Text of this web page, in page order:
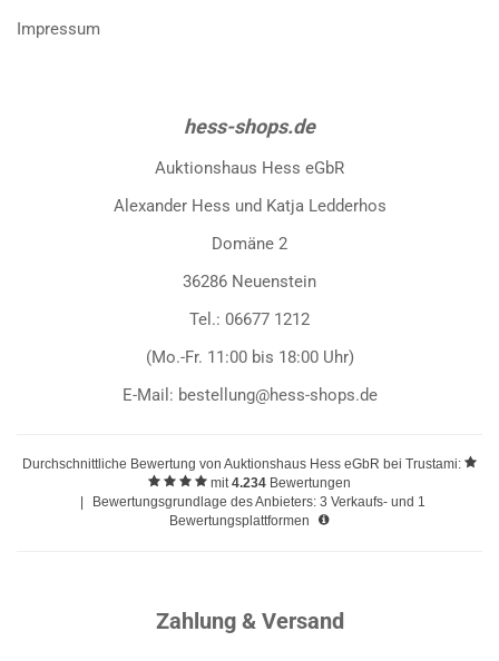
Impressum
hess-shops.de
Auktionshaus Hess eGbR
Alexander Hess und Katja Ledderhos
Domäne 2
36286 Neuenstein
Tel.: 06677 1212
(Mo.-Fr. 11:00 bis 18:00 Uhr)
E-Mail: bestellung@hess-shops.de
Durchschnittliche Bewertung von Auktionshaus Hess eGbR bei Trustami:
mit4.234 Bewertungen
Bewertungsgrundlage des Anbieters: 3 Verkaufs- und 1
Bewertungsplattformen
Zahlung & Versand